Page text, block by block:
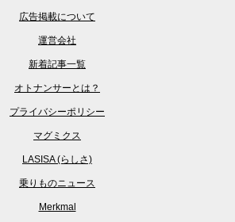
広告掲載について
運営会社
新着記事一覧
オトナンサーとは？
プライバシーポリシー
マグミクス
LASISA (らしさ)
乗りものニュース
Merkmal